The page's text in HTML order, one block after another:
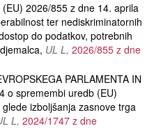
2026/855 z dne 14. aprila
ter nediskriminatornih
do podatkov, potrebnih
UL L 2026/855 z dne
PARLAMENTA IN
o spremembi uredb (EU)
izboljšanja zasnove trga
L 2024/1747 z dne